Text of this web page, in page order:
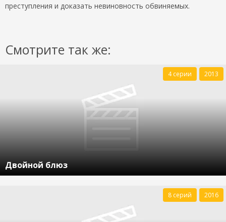
преступления и доказать невиновность обвиняемых.
Смотрите так же:
Двойной блюз
4 серии 2013
8 серий 2016